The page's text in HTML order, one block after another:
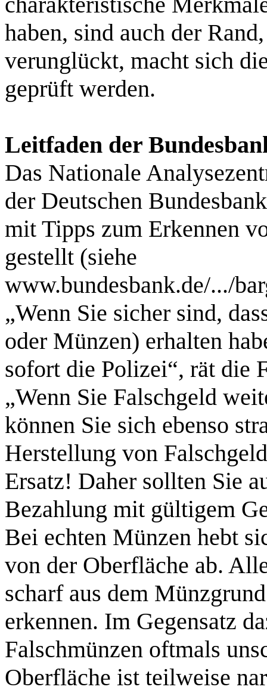
haben, sind auch der
verunglückt, macht sich
geprüft werden.
Leitfaden der
Das Nationale
der Deutschen
mit Tipps zum Erkennen
gestellt (siehe
www.bundesbank.de/.../
„Wenn Sie sicher sind,
oder Münzen) erhalten
sofort die Polizei“, rät die
„Wenn Sie Falschgeld
können Sie sich ebenso
Herstellung von
Ersatz! Daher sollten Sie
Bezahlung mit gültigem
Bei echten Münzen hebt
von der Oberfläche ab.
scharf aus dem
erkennen. Im Gegensatz
Falschmünzen oftmals
Oberfläche ist teilweise